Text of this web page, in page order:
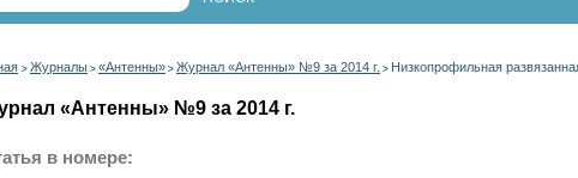
> Журналы > «Антенны» > Журнал «Антенны» №9 за 2014 г. > Низкопрофильная
«Антенны» №9 за 2014 г.
в номере: